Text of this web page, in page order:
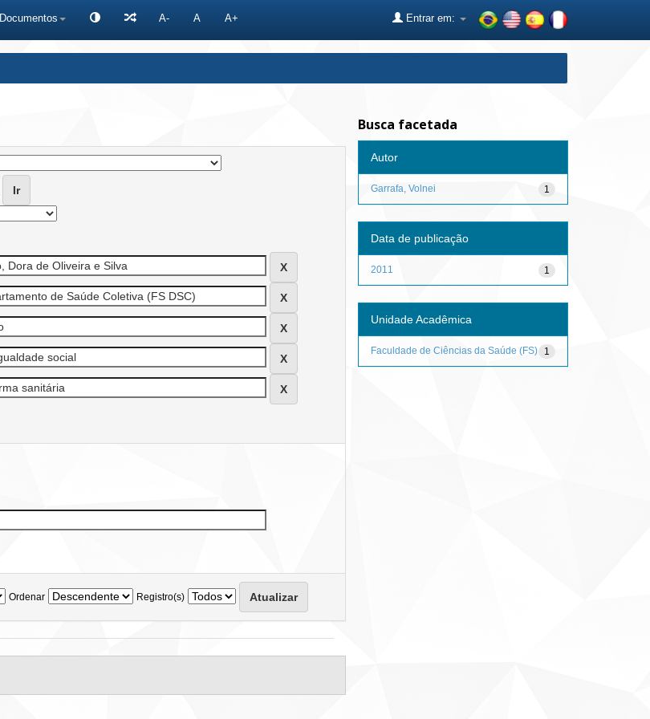
Documentos A- A A+ Entrar em:
Ordenar Registro(s)
Busca facetada
Autor
1
Garrafa, Volnei
Data de publicação
1
2011
Unidade Acadêmica
1
Faculdade de Ciências da Saúde (FS)